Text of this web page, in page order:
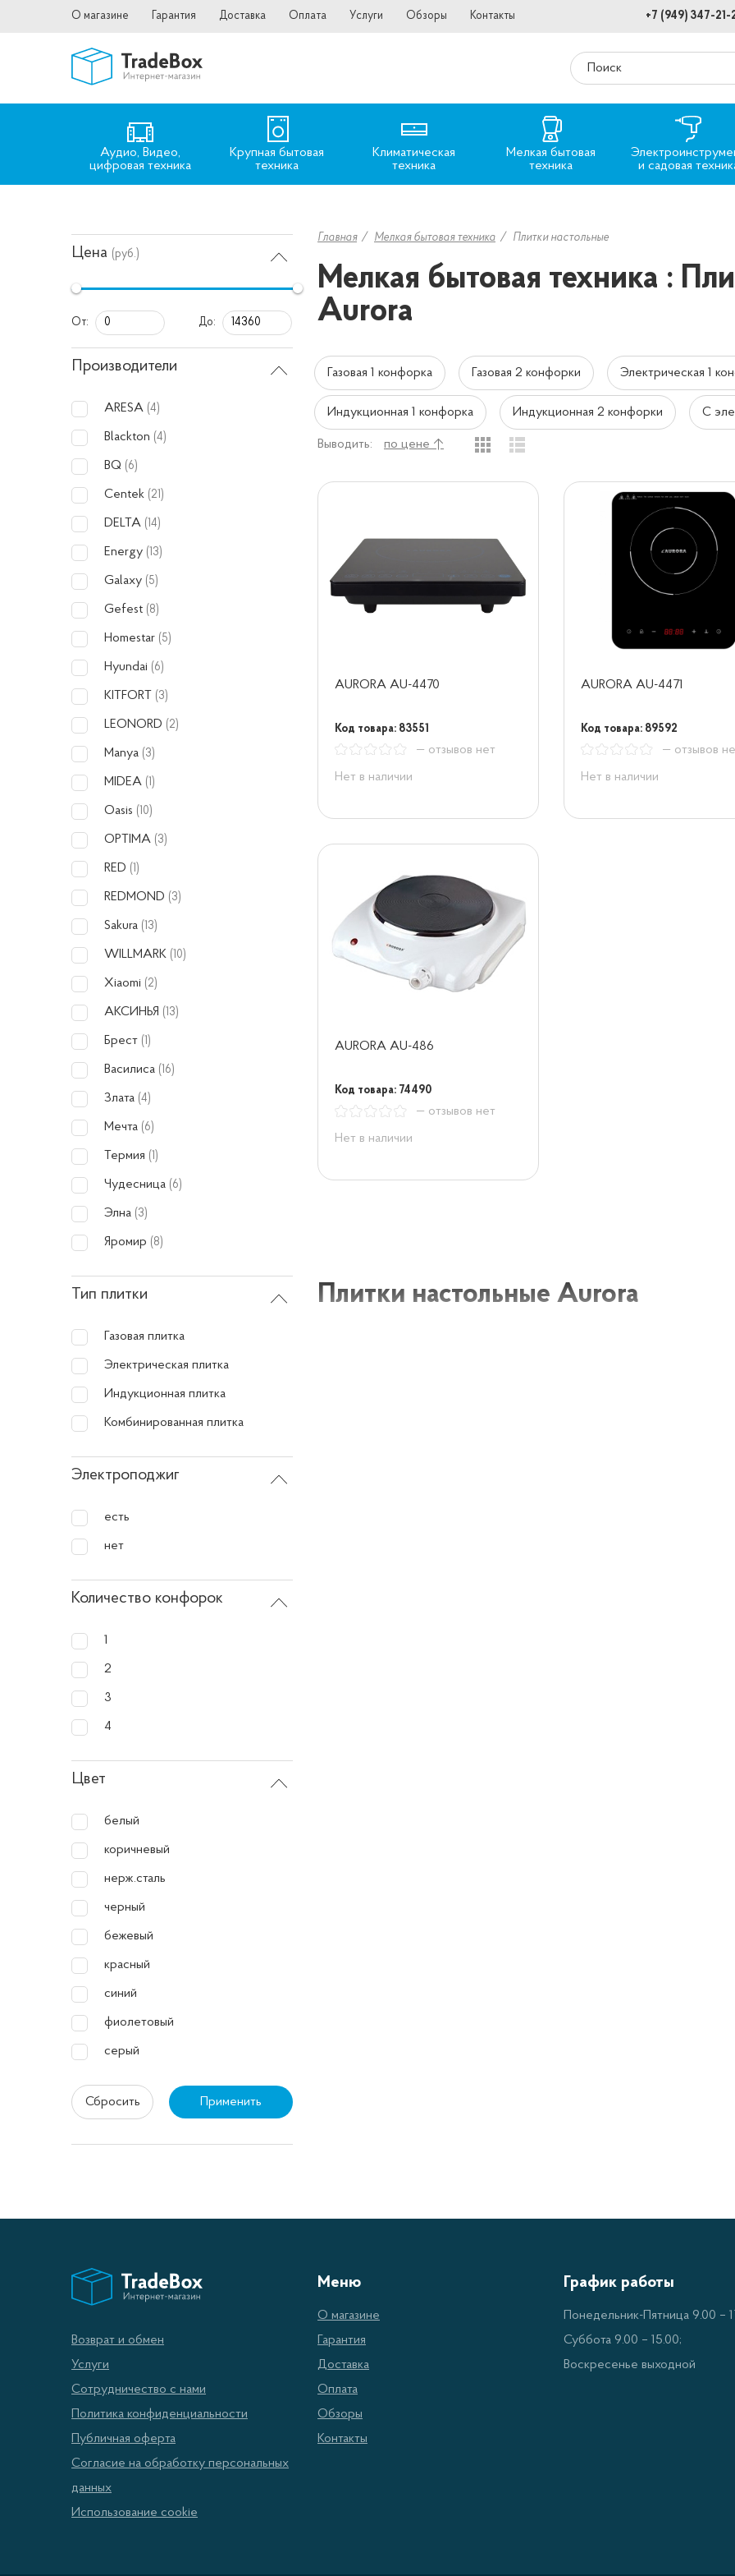
О магазине Гарантия Доставка Оплата Услуги Обзоры Контакты +7 (949) 347-21-
Аудио, Видео,
цифровая техника
Крупная бытовая
техника
Климатическая
техника
Мелкая бытовая
техника
и садовая
Цена (руб.)
От: До:
Производители
ARESA (4)
Blackton (4)
BQ (6)
Centek (21)
DELTA (14)
Energy (13)
Galaxy (5)
Gefest (8)
Homestar (5)
Hyundai (6)
KITFORT (3)
LEONORD (2)
Manya (3)
MIDEA (1)
Oasis (10)
OPTIMA (3)
RED (1)
REDMOND (3)
Sakura (13)
WILLMARK (10)
Xiaomi (2)
АКСИНЬЯ (13)
Брест (1)
Василиса (16)
Злата (4)
Мечта (6)
Термия (1)
Чудесница (6)
Элна (3)
Яромир (8)
Тип плитки
Газовая плитка
Электрическая плитка
Индукционная плитка
Комбинированная плитка
Электроподжиг
есть
нет
Количество конфорок
1
2
3
4
Цвет
белый
коричневый
нерж.сталь
черный
бежевый
красный
синий
фиолетовый
серый
Сбросить Применить
Главная Мелкая бытовая техника Плитки настольные
Мелкая бытовая техника :
Aurora
Газовая 1 конфорка Газовая 2 конфорки Электрическая 1
Индукционная 1 конфорка Индукционная 2 конфорки С
Выводить: по цене ↑
AURORA AU-4470
Код товара: 83551
— отзывов нет
Нет в наличии
AURORA AU-4471
Код товара: 89592
— отзывов
Нет в наличии
AURORA AU-486
Код товара: 74490
— отзывов нет
Нет в наличии
Плитки настольные Aurora
Плитки настольные Aurora предлагают отличный выбор
Возврат и обмен
Услуги
Сотрудничество с нами
Политика конфиденциальности
Публичная оферта
Согласие на обработку персональных
данных
Использование cookie
Меню
О магазине
Гарантия
Доставка
Оплата
Обзоры
Контакты
График работы
Понедельник-Пятница 9.00 –
Суббота 9.00 – 15.00;
Воскресенье выходной